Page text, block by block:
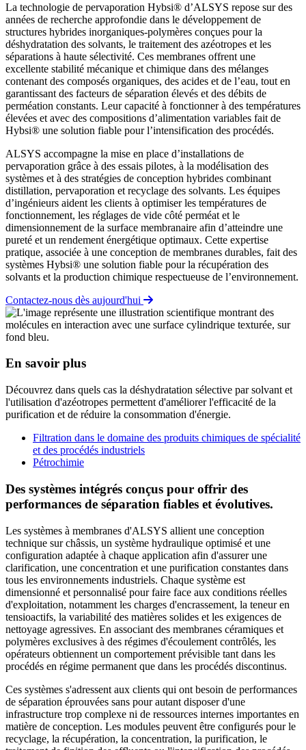
La technologie de pervaporation Hybsi® d’ALSYS repose sur des
années de recherche approfondie dans le développement de
structures hybrides inorganiques-polymères conçues pour la
déshydratation des solvants, le traitement des azéotropes et les
séparations à haute sélectivité. Ces membranes offrent une
excellente stabilité mécanique et chimique dans des mélanges
contenant des composés organiques, des acides et de l’eau, tout en
garantissant des facteurs de séparation élevés et des débits de
perméation constants. Leur capacité à fonctionner à des températures
élevées et avec des compositions d’alimentation variables fait de
Hybsi® une solution fiable pour l’intensification des procédés.
ALSYS accompagne la mise en place d’installations de
pervaporation grâce à des essais pilotes, à la modélisation des
systèmes et à des stratégies de conception hybrides combinant
distillation, pervaporation et recyclage des solvants. Les équipes
d’ingénieurs aident les clients à optimiser les températures de
fonctionnement, les réglages de vide côté perméat et le
dimensionnement de la surface membranaire afin d’atteindre une
pureté et un rendement énergétique optimaux. Cette expertise
pratique, associée à une conception de membranes durables, fait des
systèmes Hybsi® une solution fiable pour la récupération des
solvants et la production chimique respectueuse de l’environnement.
Contactez-nous dès aujourd'hui
En savoir plus
Découvrez dans quels cas la déshydratation sélective par solvant et
l'utilisation d'azéotropes permettent d'améliorer l'efficacité de la
purification et de réduire la consommation d'énergie.
Filtration dans le domaine des produits chimiques de spécialité
et des procédés industriels
Pétrochimie
Des systèmes intégrés conçus pour offrir des
performances de séparation fiables et évolutives.
Les systèmes à membranes d'ALSYS allient une conception
technique sur châssis, un système hydraulique optimisé et une
configuration adaptée à chaque application afin d'assurer une
clarification, une concentration et une purification constantes dans
tous les environnements industriels. Chaque système est
dimensionné et personnalisé pour faire face aux conditions réelles
d'exploitation, notamment les charges d'encrassement, la teneur en
tensioactifs, la variabilité des matières solides et les exigences de
nettoyage agressives. En associant des membranes céramiques et
polymères exclusives à des régimes d'écoulement contrôlés, les
opérateurs obtiennent un comportement prévisible tant dans les
procédés en régime permanent que dans les procédés discontinus.
Ces systèmes s'adressent aux clients qui ont besoin de performances
de séparation éprouvées sans pour autant disposer d'une
infrastructure trop complexe ni de ressources internes importantes en
matière de conception. Les modules peuvent être configurés pour le
recyclage, la récupération, la concentration, la purification, le